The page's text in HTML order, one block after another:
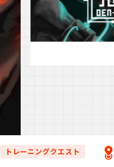
トレーニングクエスト